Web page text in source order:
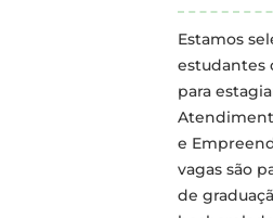
Estamos
estudantes
para
e
vagas são
de